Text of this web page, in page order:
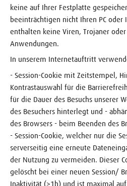
keine auf Ihrer Festplatte
beeinträchtigen nicht Ihren PC oder
enthalten keine Viren, Trojaner
Anwendungen.
In unserem Internetauftritt
- Session-Cookie mit Zeitstempel,
Kontrastauswahl für die
für die Dauer des Besuchs unserer
des Besuchers hinterlegt und -
des Browsers - beim Beenden des
- Session-Cookie, welcher nur die
serverseitig eine erneute
der Nutzung zu vermeiden. Dieser
gelöscht bei einer neuen Session/
Inaktivität (>1h) und ist maximal